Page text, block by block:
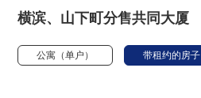
横滨、山下町分售共同大厦
公寓（单户） 带租约的房子